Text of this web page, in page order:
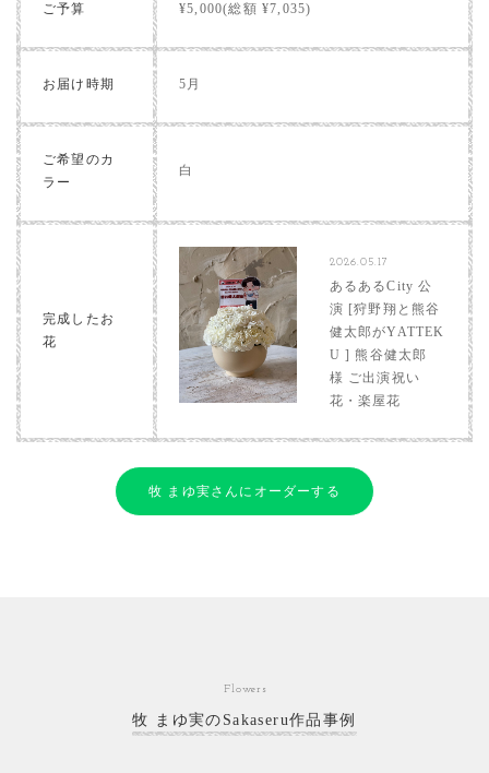
ご予算 ¥5,000(総額 ¥7,035)
お届け時期 5月
ご希望のカ
ラー
白
完成したお
花
2026.05.17
あるあるCity 公
演 [狩野翔と熊谷
健太郎がYATTEK
U ] 熊谷健太郎
様 ご出演祝い
花・楽屋花
牧 まゆ実さんにオーダーする
Flowers
牧 まゆ実のSakaseru作品事例